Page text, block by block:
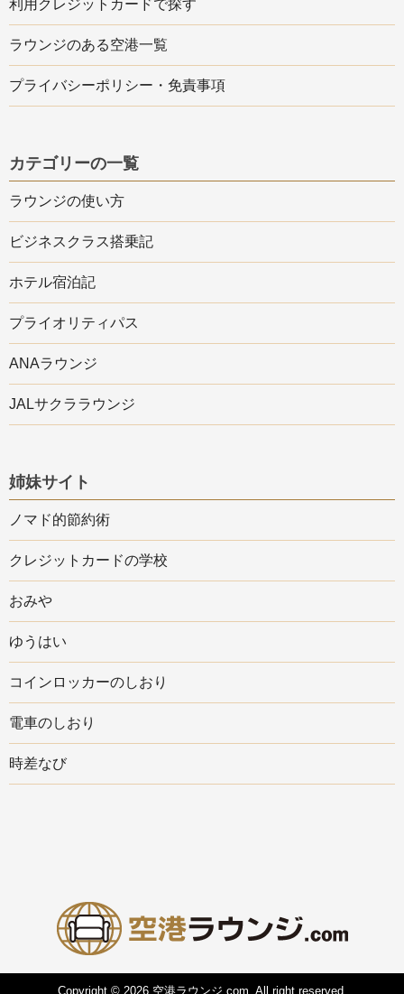
利用クレジットカードで探す
ラウンジのある空港一覧
プライバシーポリシー・免責事項
カテゴリーの一覧
ラウンジの使い方
ビジネスクラス搭乗記
ホテル宿泊記
プライオリティパス
ANAラウンジ
JALサクララウンジ
姉妹サイト
ノマド的節約術
クレジットカードの学校
おみや
ゆうはい
コインロッカーのしおり
電車のしおり
時差なび
Copyright © 2026 空港ラウンジ.com, All right reserved.